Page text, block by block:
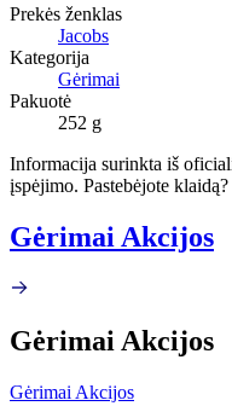
Prekės ženklas
Jacobs
Kategorija
Gėrimai
Pakuotė
252 g
Informacija surinkta iš
įspėjimo. Pastebėjote klaidą?
Gėrimai Akcijos
Gėrimai Akcijos
Gėrimai Akcijos